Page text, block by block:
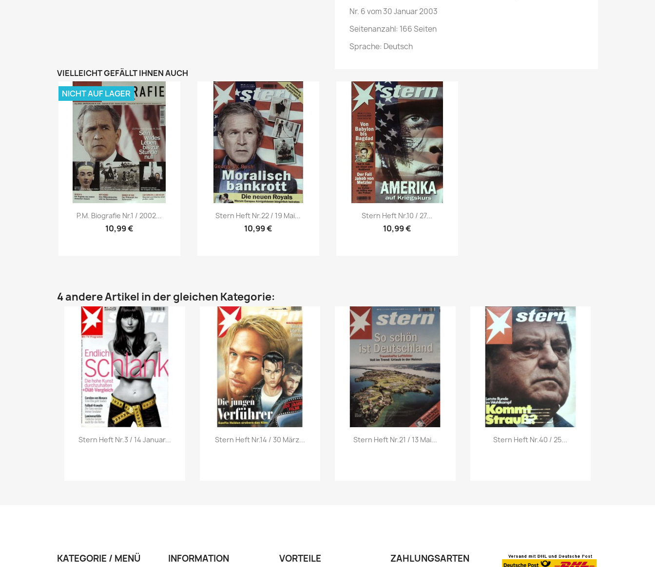
Nr. 6 vom 30 Januar 2003
Seitenanzahl: 166 Seiten
Sprache: Deutsch
VIELLEICHT GEFÄLLT IHNEN AUCH
Vorschau
P.M. Biografie Nr.1 / 2002...
10,99 €
NICHT AUF LAGER
Vorschau
Stern Heft Nr.22 / 19 Mai...
10,99 €
Vorschau
Stern Heft Nr.10 / 27...
10,99 €
4 andere Artikel in der gleichen Kategorie:
Vorschau
Stern Heft Nr.3 / 14 Januar... Vorschau
Stern Heft Nr.14 / 30 März... Vorschau
Stern Heft Nr.21 / 13 Mai... Vorschau
Stern Heft Nr.40 / 25...
KATEGORIE / MENÜ INFORMATION VORTEILE ZAHLUNGSARTEN